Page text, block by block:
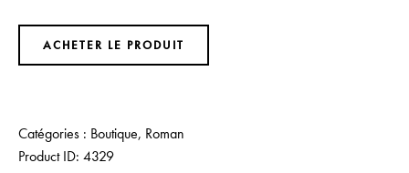
ACHETER LE PRODUIT
Catégories : Boutique, Roman
Product ID: 4329